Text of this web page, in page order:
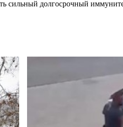
сильный долгосрочный